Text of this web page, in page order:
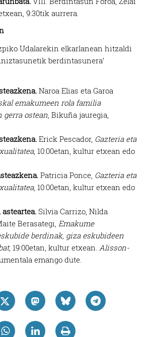
9:30tik aurrera.
Udalarekin elkarlanean hitzaldi
berdintasunera’
Naroa Elias eta Garoa
emakumeen rola familia
gerra ostean , Bikuña jauregia,
Erick Pescador, Gazteria eta
, 10:00etan, kultur etxean edo
Patricia Ponce, Gazteria eta
, 10:00etan, kultur etxean edo
asteartea.Silvia Carrizo, Nilda
Berasategi, Emakume
berdinak, giza eskubideen
, 19:00etan, kultur etxean. Alisson-
emango dute.